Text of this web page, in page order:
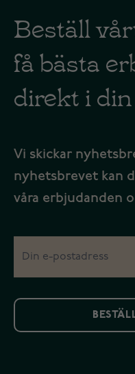
Beställ
få bästa
direkt i
Vi skickar
nyhetsbrevet kan
våra erbjudanden